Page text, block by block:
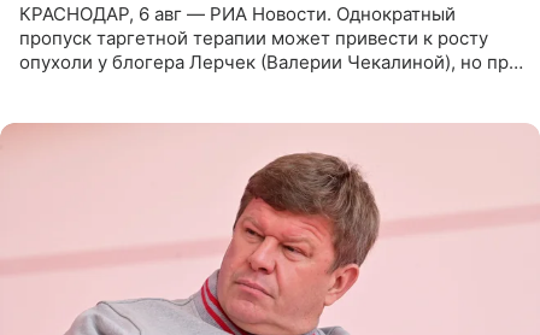
КРАСНОДАР, 6 авг — РИА Новости. Однократный
пропуск таргетной терапии может привести к росту
опухоли у блогера Лерчек (Валерии Чекалиной), но при